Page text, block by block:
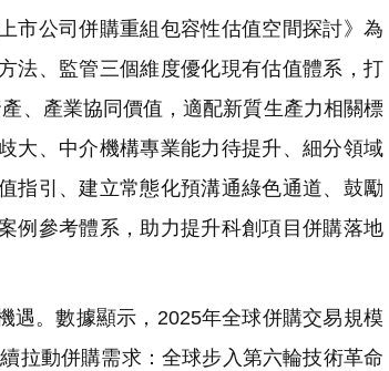
市公司併購重組包容性估值空間探討》為
法、監管三個維度優化現有估值體系，打
、產業協同價值，適配新質生產力相關標
大、中介機構專業能力待提升、細分領域
指引、建立常態化預溝通綠色通道、鼓勵
例參考體系，助力提升科創項目併購落地
。數據顯示，2025年全球併購交易規模
拉動併購需求：全球步入第六輪技術革命